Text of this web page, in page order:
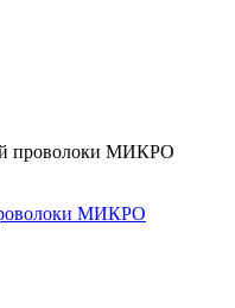
проволоки МИКРО